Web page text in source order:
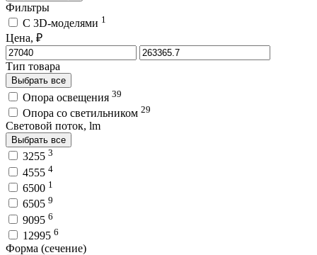
Фильтры
C 3D-моделями 1
Цена, ₽
Тип товара
Выбрать все
Опора освещения 39
Опора со светильником 29
Световой поток, lm
Выбрать все
3255 3
4555 4
6500 1
6505 9
9095 6
12995 6
Форма (сечение)